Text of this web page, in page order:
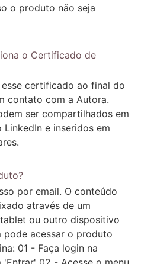
o produto não seja
o Certificado de
certificado ao final do
contato com a Autora.
ser compartilhados em
e inseridos em
por email. O conteúdo
através de um
ou outro dispositivo
pode acessar o produto
01 - Faça login na